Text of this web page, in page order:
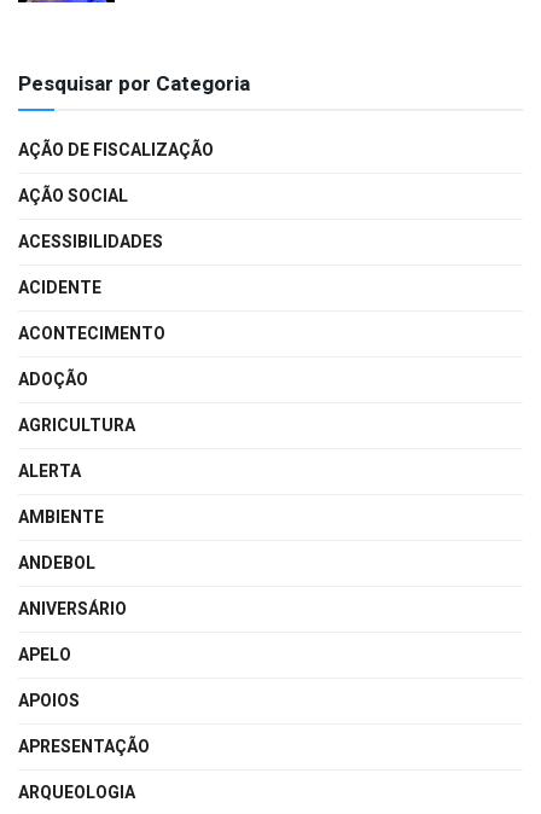
Pesquisar por Categoria
AÇÃO DE FISCALIZAÇÃO
AÇÃO SOCIAL
ACESSIBILIDADES
ACIDENTE
ACONTECIMENTO
ADOÇÃO
AGRICULTURA
ALERTA
AMBIENTE
ANDEBOL
ANIVERSÁRIO
APELO
APOIOS
APRESENTAÇÃO
ARQUEOLOGIA